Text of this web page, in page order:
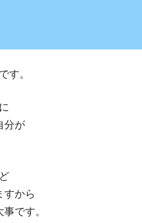
す。
分が
すから
です。